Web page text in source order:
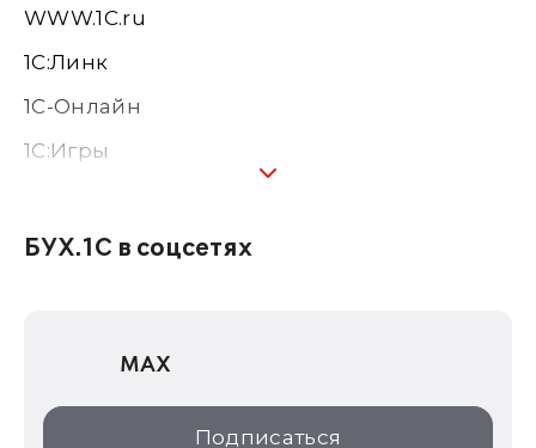
WWW.1С.ru
1С:Линк
1С-Онлайн
1C:Игры
1С:Консалтинг
1С:Дистрибьюция
1С:Образование
БУХ.1С в соцсетях
MAX
Подписаться